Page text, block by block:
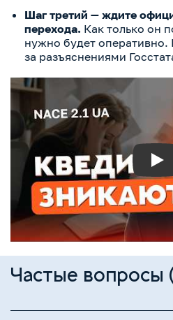
Шаг третий — ждите
перехода. Как только он
нужно будет оперативно.
за разъяснениями
Play
Частые вопросы